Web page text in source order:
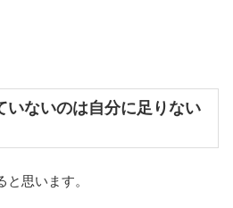
いないのは自分に足りない
思います。